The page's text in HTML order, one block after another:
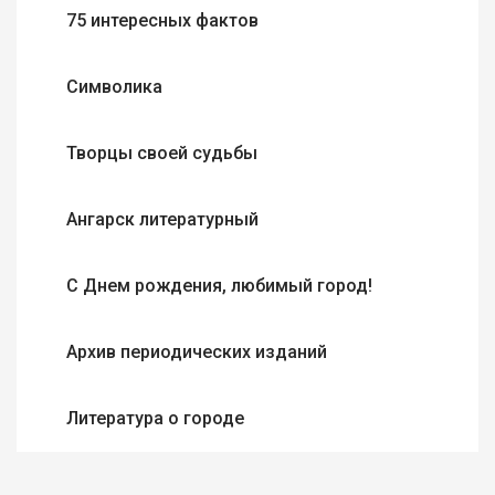
75 интересных фактов
Символика
Творцы своей судьбы
Ангарск литературный
С Днем рождения, любимый город!
Архив периодических изданий
Литература о городе